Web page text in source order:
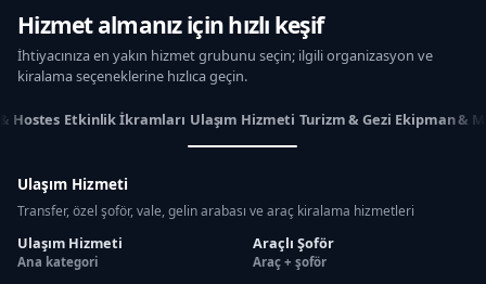
Hizmet almanız için hızlı keşif
İhtiyacınıza en yakın hizmet grubunu seçin; ilgili organizasyon ve
kiralama seçeneklerine hızlıca geçin.
Hostes Etkinlik İkramları Ulaşım Hizmeti Turizm & Gezi Ekipman &
Ulaşım Hizmeti
Transfer, özel şoför, vale, gelin arabası ve araç kiralama hizmetleri
Ulaşım Hizmeti
Ana kategori
Araçlı Şoför
Araç + şoför